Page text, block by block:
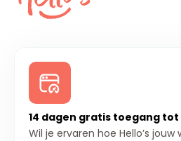
14 dagen gratis toegang
Wil je ervaren hoe Hello’s jouw